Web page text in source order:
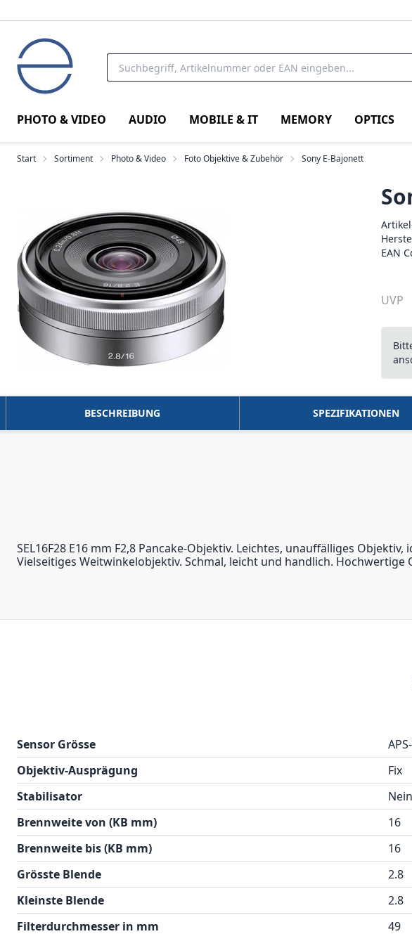
PHOTO & VIDEO AUDIO MOBILE & IT MEMORY OPTICS
Start Sortiment Photo & Video Foto Objektive & Zubehör Sony E-Bajonett
EAN
UVP
BESCHREIBUNG SPEZIFIKATIONEN
SEL16F28 E16 mm F2,8 Pancake-Objektiv. Leichtes, unauffälliges
Vielseitiges Weitwinkelobjektiv. Schmal, leicht und handlich.
Sensor Grösse
Objektiv-Ausprägung
Fix
Stabilisator
Nein
Brennweite von (KB mm)
16
Brennweite bis (KB mm)
16
Grösste Blende
2.8
Kleinste Blende
2.8
Filterdurchmesser in mm
49